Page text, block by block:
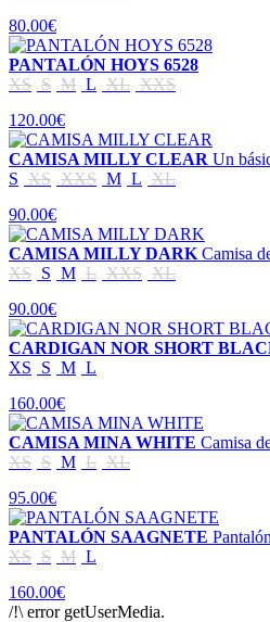
80.00€
PANTALÓN HOYS 6528
XS S M L XL XXS
120.00€
CAMISA MILLY CLEAR Un
S XS XXS M L XL
90.00€
CAMISA MILLY DARK Camisa
XS S M L XXS XL
90.00€
CARDIGAN NOR SHORT
XS
S M L
160.00€
CAMISA MINA WHITE Camisa
XS S M L XL
95.00€
PANTALÓN SAAGNETE
XS S M L
160.00€
/!\ error getUserMedia.